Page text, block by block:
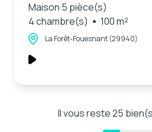
Maison 5 pièce(s)
4 chambre(s)
100 m²
La Forêt-Fouesnant (29940)
Il vous reste25